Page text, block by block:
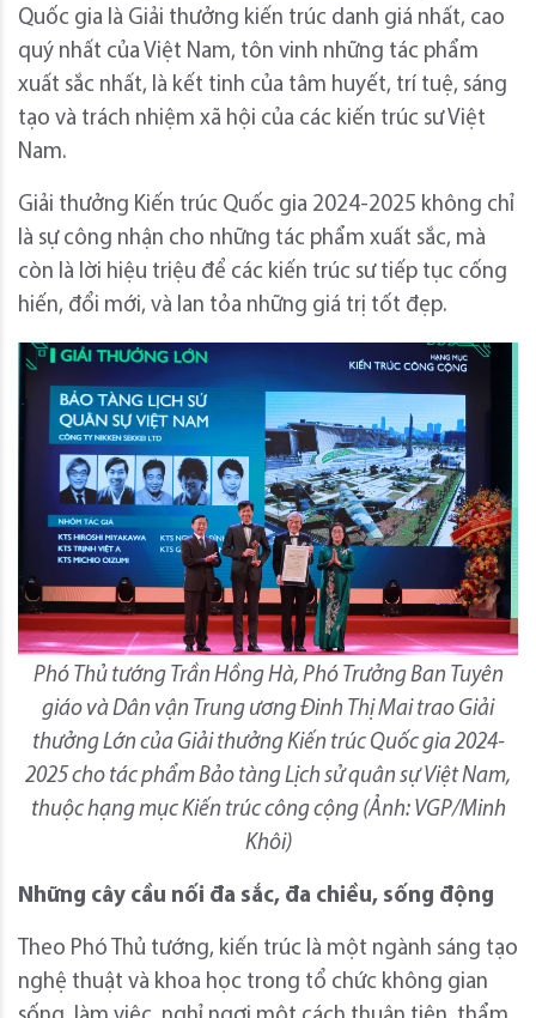
Quốc gia là Giải thưởng kiến trúc danh giá nhất, cao
quý nhất của Việt Nam, tôn vinh những tác phẩm
xuất sắc nhất, là kết tinh của tâm huyết, trí tuệ, sáng
tạo và trách nhiệm xã hội của các kiến trúc sư Việt
Nam.
Giải thưởng Kiến trúc Quốc gia 2024-2025 không chỉ
là sự công nhận cho những tác phẩm xuất sắc, mà
còn là lời hiệu triệu để các kiến trúc sư tiếp tục cống
hiến, đổi mới, và lan tỏa những giá trị tốt đẹp.
Phó Thủ tướng Trần Hồng Hà, Phó Trưởng Ban Tuyên
giáo và Dân vận Trung ương Đinh Thị Mai trao Giải
thưởng Lớn của Giải thưởng Kiến trúc Quốc gia 2024-
2025 cho tác phẩm Bảo tàng Lịch sử quân sự Việt Nam,
thuộc hạng mục Kiến trúc công cộng (Ảnh: VGP/Minh
Khôi)
Những cây cầu nối đa sắc, đa chiều, sống động
Theo Phó Thủ tướng, kiến trúc là một ngành sáng tạo
nghệ thuật và khoa học trong tổ chức không gian